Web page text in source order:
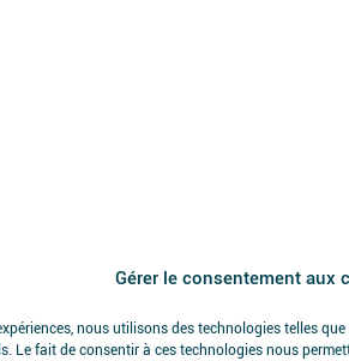
Gérer le consentement aux
nous utilisons des technologies telles
Le fait de consentir à ces technologies nous